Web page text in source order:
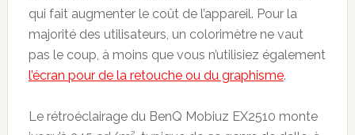
qui fait augmenter le coût de l’appareil. Pour la
majorité des utilisateurs, un colorimètre ne vaut
pas le coup, à moins que vous n’utilisiez également
l’écran pour de la retouche ou du graphisme.
Le rétroéclairage du BenQ Mobiuz EX2510 monte